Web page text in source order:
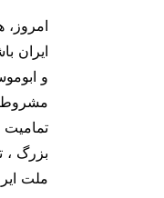
ایران
و
تمامیت
بزرگ ،
ملت